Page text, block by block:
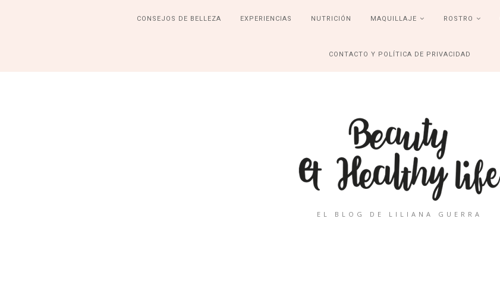
CONSEJOS DE BELLEZA EXPERIENCIAS NUTRICIÓN MAQUILLAJE ROSTRO
CONTACTO Y POLÍTICA DE PRIVACIDAD
EL BLOG DE LILIANA GUERRA